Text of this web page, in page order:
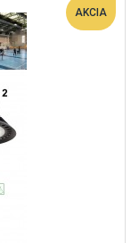
AKCIA